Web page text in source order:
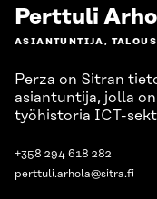
Perttuli
ASIANTUNTIJA,
Perza on Sitran
asiantuntija, jolla
työhistoria ICT-
+358 294 618 282
perttuli.arhola@sitra.fi